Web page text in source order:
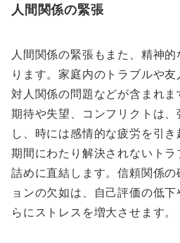
人間関係の緊張
人間関係の緊張もまた、精神
ります。家庭内のトラブルや
対人関係の問題などが含まれ
期待や失望、コンフリクトは
し、時には感情的な疲労を引
期間にわたり解決されないト
詰めに直結します。信頼関係
ョンの欠如は、自己評価の低
らにストレスを増大させます。